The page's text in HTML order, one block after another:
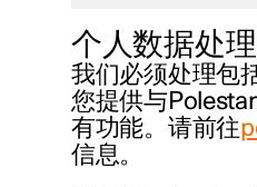
个人数据处理
我们必须处理包
您提供与
有功能。请前往
信息。